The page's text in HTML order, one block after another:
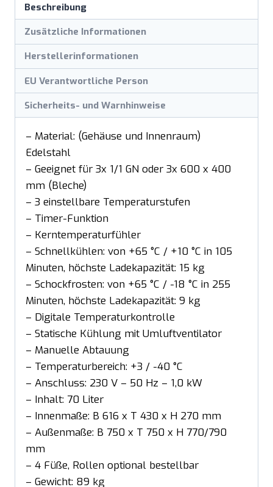
Beschreibung
Zusätzliche Informationen
Herstellerinformationen
EU Verantwortliche Person
Sicherheits- und Warnhinweise
– Material: (Gehäuse und Innenraum)
Edelstahl
– Geeignet für 3x 1/1 GN oder 3x 600 x 400
mm (Bleche)
– 3 einstellbare Temperaturstufen
– Timer-Funktion
– Kerntemperaturfühler
– Schnellkühlen: von +65 °C / +10 °C in 105
Minuten, höchste Ladekapazität: 15 kg
– Schockfrosten: von +65 °C / -18 °C in 255
Minuten, höchste Ladekapazität: 9 kg
– Digitale Temperaturkontrolle
– Statische Kühlung mit Umluftventilator
– Manuelle Abtauung
– Temperaturbereich: +3 / -40 °C
– Anschluss: 230 V – 50 Hz – 1,0 kW
– Inhalt: 70 Liter
– Innenmaße: B 616 x T 430 x H 270 mm
– Außenmaße: B 750 x T 750 x H 770/790
mm
– 4 Füße, Rollen optional bestellbar
– Gewicht: 89 kg